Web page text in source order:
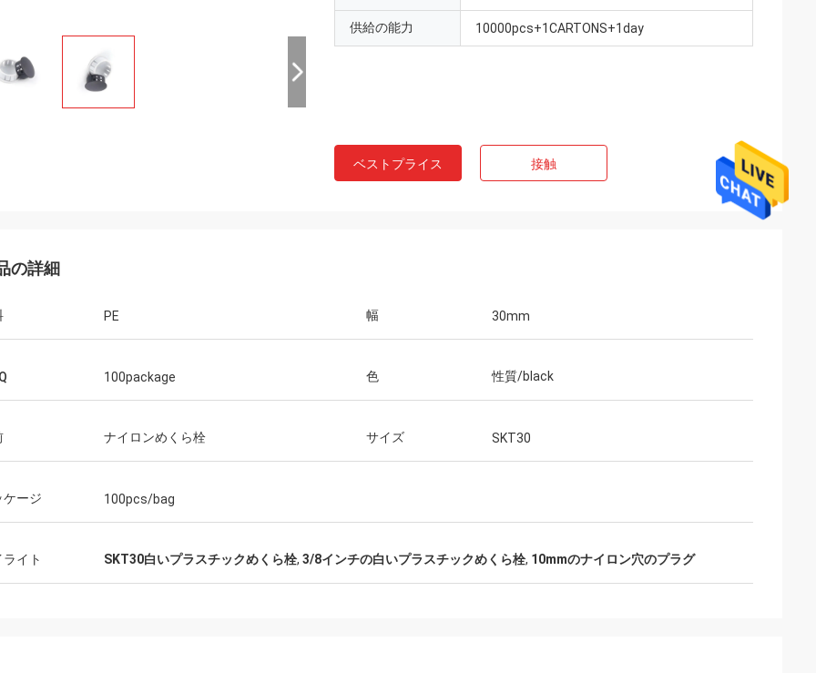
供給の能力 10000pcs+1CARTONS+1day
ベストプライス 接触
の詳細
PE 幅 30mm
100package 色 性質/black
ナイロンめくら栓 サイズ SKT30
ケージ 100pcs/bag
イト SKT30白いプラスチックめくら栓, 3/8インチの白いプラスチックめくら栓, 10mmのナイロン穴のプラグ